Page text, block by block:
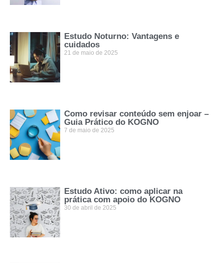
Estudo Noturno: Vantagens e
cuidados
21 de maio de 2025
Como revisar conteúdo sem enjoar –
Guia Prático do KOGNO
7 de maio de 2025
Estudo Ativo: como aplicar na
prática com apoio do KOGNO
30 de abril de 2025